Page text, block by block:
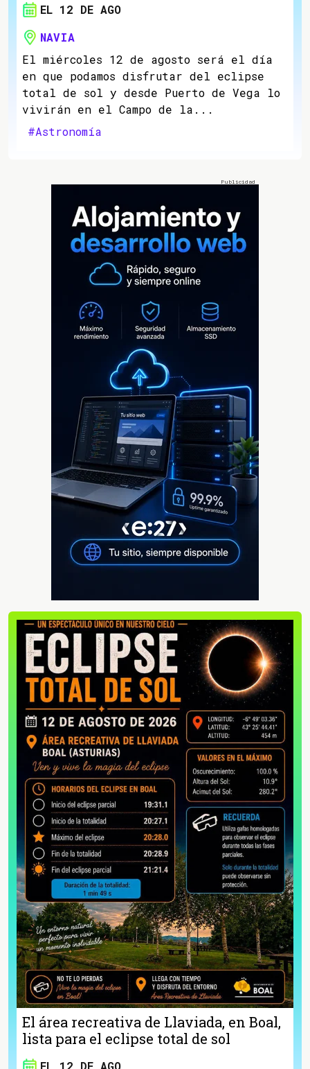
EL 12 DE AGO
NAVIA
El miércoles 12 de agosto será el día
en que podamos disfrutar del eclipse
total de sol y desde Puerto de Vega lo
vivirán en el Campo de la...
#Astronomía
El área recreativa de Llaviada, en Boal,
lista para el eclipse total de sol